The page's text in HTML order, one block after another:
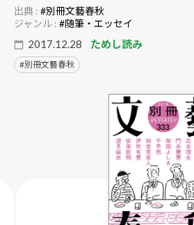
2017.12.28 ためし読み
別冊文藝春秋
出典 : #別冊文藝春秋
ジャンル : #随筆・エッセイ